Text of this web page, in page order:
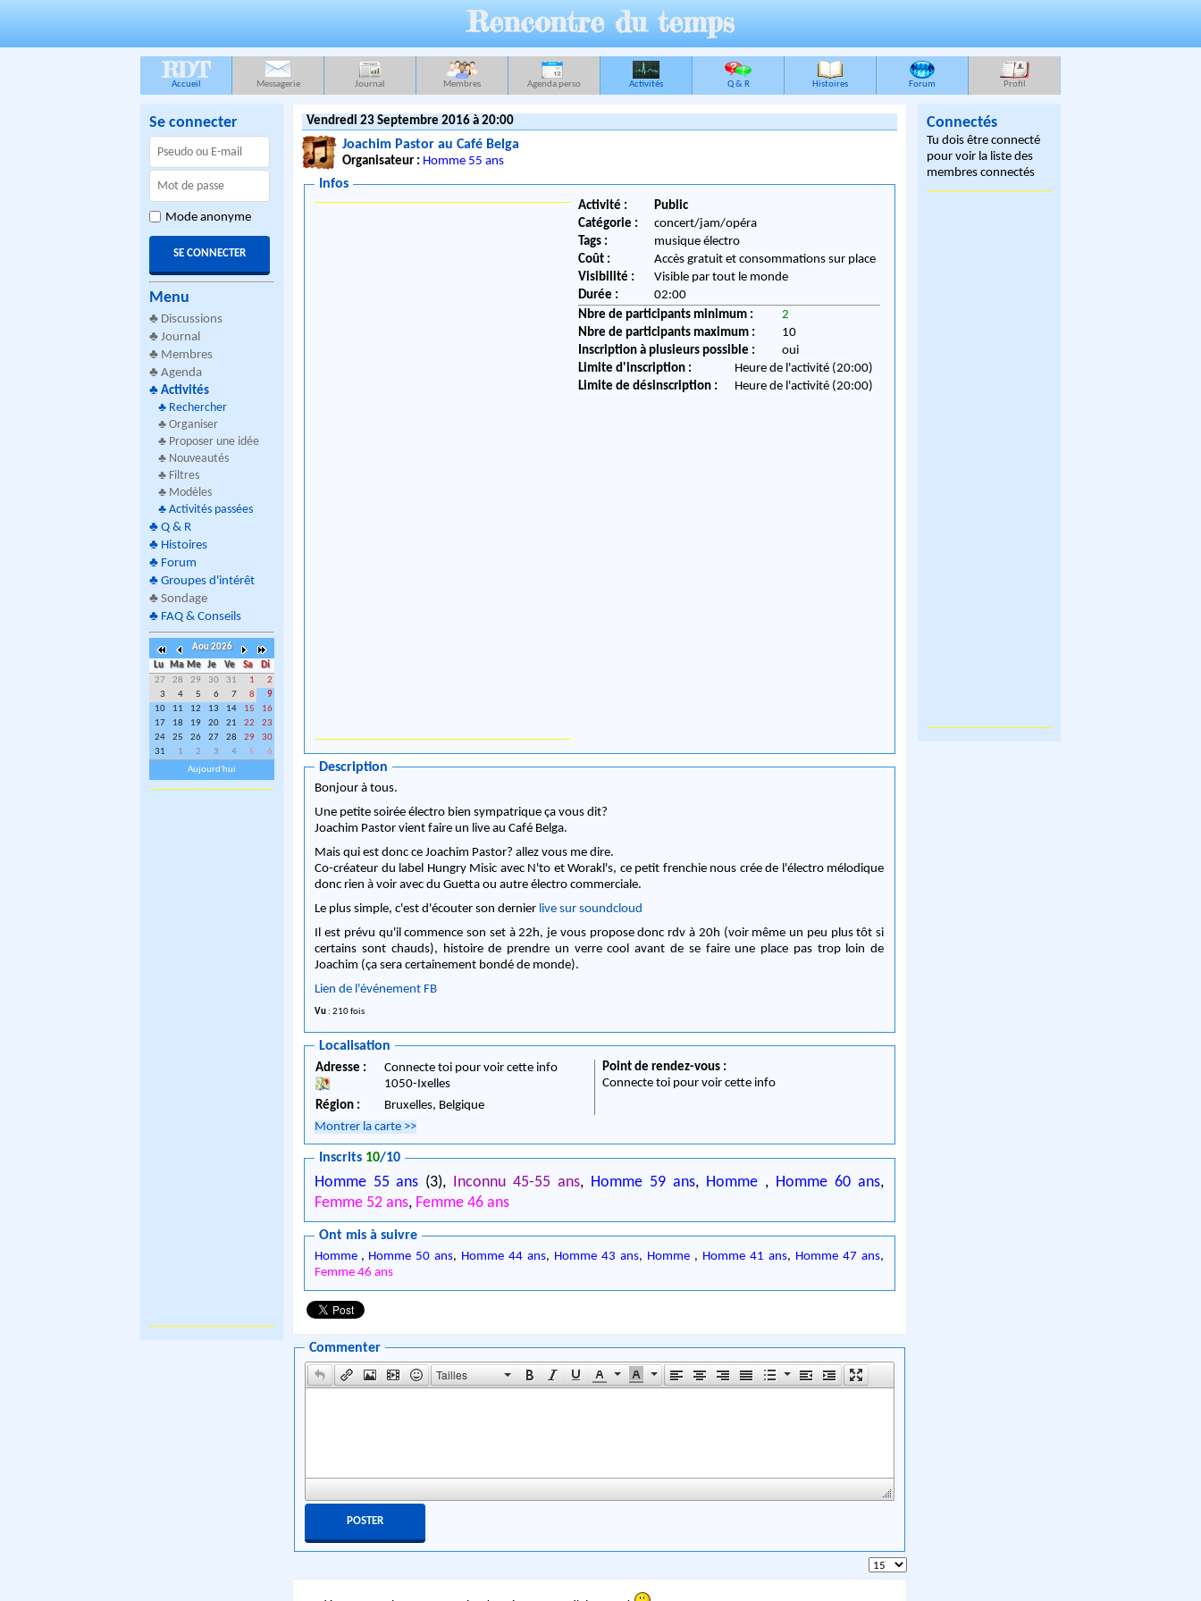
Rencontre du temps
RDT
Accueil Messagerie Journal Membres Agenda perso Activités Q & R Histoires Forum Profil
Se connecter
Mode anonyme
Menu
♣ Discussions
♣ Journal
♣ Membres
♣ Agenda
♣ Activités
♣ Rechercher
♣ Organiser
♣ Proposer une idée
♣ Nouveautés
♣ Filtres
♣ Modèles
♣ Activités passées
♣ Q & R
♣ Histoires
♣ Forum
♣ Groupes d'intérêt
♣ Sondage
♣ FAQ & Conseils
Aou 2026
Lu
Ma Me Je Ve Sa
Di
27
28 29 30 31 1
2
3
4 5 6 7 8
9
10
11 12 13 14 15
16
17
18 19 20 21 22
23
24
25 26 27 28 29
30
31
1 2 3 4 5
6
Aujourd'hui
Vendredi 23 Septembre 2016 à 20:00
Joachim Pastor au Café Belga
Organisateur : Homme 55 ans
Infos
Activité :
Public
Catégorie :
concert/jam/opéra
Tags :
musique électro
Coût :
Accès gratuit et consommations sur place
Visibilité :
Visible par tout le monde
Durée :
02:00
Nbre de participants minimum :
2
Nbre de participants maximum :
10
Inscription à plusieurs possible :
oui
Limite d'inscription :
Heure de l'activité (20:00)
Limite de désinscription :
Heure de l'activité (20:00)
Description
Bonjour à tous.
Une petite soirée électro bien sympatrique ça vous dit?
Joachim Pastor vient faire un live au Café Belga.
Mais qui est donc ce Joachim Pastor? allez vous me dire.
Co-créateur du label Hungry Misic avec N'to et Worakl's, ce petit frenchie nous crée de l'électro mélodique
donc rien à voir avec du Guetta ou autre électro commerciale.
Le plus simple, c'est d'écouter son dernier live sur soundcloud
Il est prévu qu'il commence son set à 22h, je vous propose donc rdv à 20h (voir même un peu plus tôt si
certains sont chauds), histoire de prendre un verre cool avant de se faire une place pas trop loin de
Joachim (ça sera certainement bondé de monde).
Lien de l'événement FB
Vu : 210 fois
Localisation
Adresse :
Connecte toi pour voir cette info
1050-Ixelles
Région :
Bruxelles, Belgique
Point de rendez-vous :
Connecte toi pour voir cette info
Montrer la carte >>
Inscrits 10/10
Homme 55 ans (3), Inconnu 45-55 ans, Homme 59 ans, Homme , Homme 60 ans,
Femme 52 ans, Femme 46 ans
Ont mis à suivre
Homme , Homme 50 ans, Homme 44 ans, Homme 43 ans, Homme , Homme 41 ans, Homme 47 ans,
Femme 46 ans
Commenter
Tailles
Connectés
Tu dois être connecté
pour voir la liste des
membres connectés